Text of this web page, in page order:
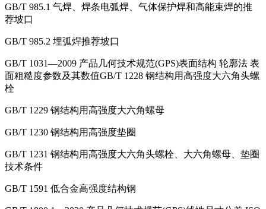
GB/T 985.1 气焊、焊条电弧焊、气体保护焊和高能束焊的推
荐坡口
GB/T 985.2 埋弧焊推荐坡口
GB/T 1031—2009 产品几何技术规范(GPS)表面结构 轮廓法 表
面粗糙度参数及其数值GB/T 1228 钢结构用高强度大六角头螺
栓
GB/T 1229 钢结构用高强度大六角螺母
GB/T 1230 钢结构用高强度垫圈
GB/T 1231 钢结构用高强度大六角头螺栓、大六角螺母、垫圈
技术条件
GB/T 1591 低合金高强度结构钢